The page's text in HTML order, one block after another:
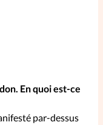
En quoi est-ce
par-dessus